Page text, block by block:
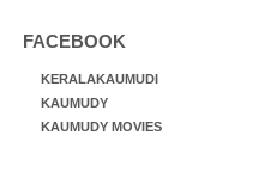
FACEBOOK
KERALAKAUMUDI
KAUMUDY
KAUMUDY MOVIES